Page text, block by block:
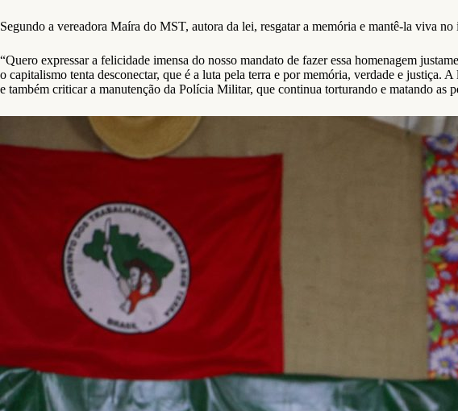
Segundo a vereadora Maíra do MST, autora da lei, resgatar a memória e mantê-la viva
“Quero expressar a felicidade imensa do nosso mandato de fazer essa homenagem
o capitalismo tenta desconectar, que é a luta pela terra e por memória, verdade e justiça.
e também criticar a manutenção da Polícia Militar, que continua torturando e matando as